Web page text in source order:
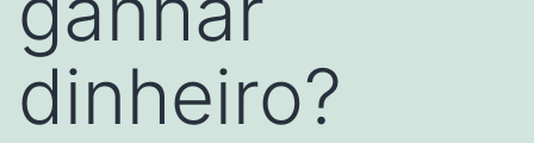
dinheiro?